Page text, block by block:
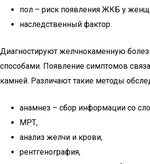
пол – риск появления ЖКБ у
наследственный фактор.
Диагностируют желчнокаменную
способами. Появление симптомов
камней. Различают такие методы
анамнез – сбор информации со
МРТ,
анализ желчи и крови,
рентгенография,